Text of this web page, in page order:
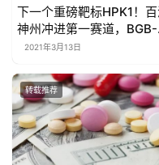
下一个重磅靶标HPK1！
神州冲进第一赛道，BGB-
15025完成I期临床首例给药
2021年3月13日
转载推荐